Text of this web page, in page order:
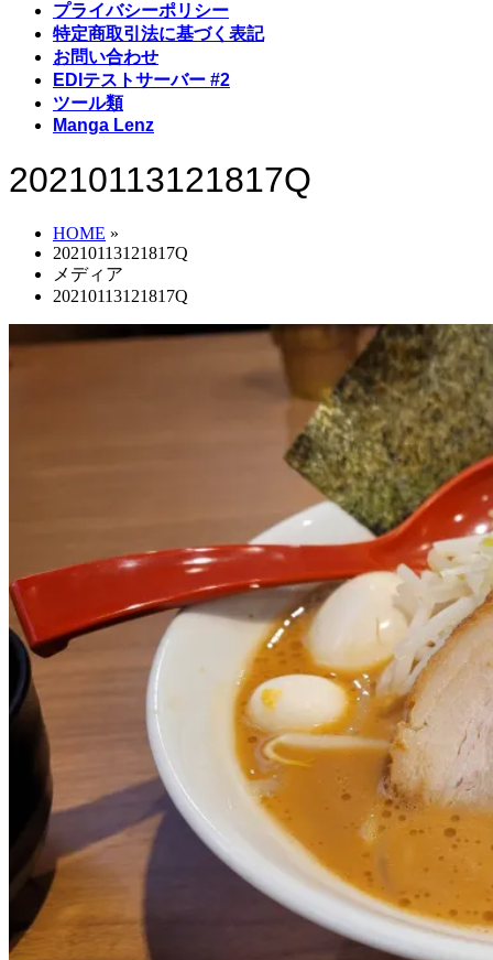
プライバシーポリシー
特定商取引法に基づく表記
お問い合わせ
EDIテストサーバー #2
ツール類
Manga Lenz
20210113121817Q
HOME »
20210113121817Q
メディア
20210113121817Q